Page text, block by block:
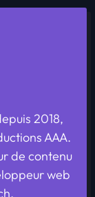
2018,
AAA.
de contenu
web